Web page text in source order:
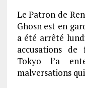
Le Patron de
Ghosn est en
a été arrêté
accusations
Tokyo l’a
malversations